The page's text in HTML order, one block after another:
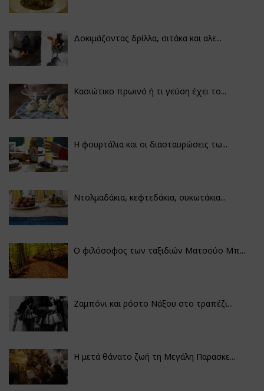
Δοκιμάζοντας δρίλλα, σιτάκα και αλε...
Κασιώτικο πρωινό ή τι γεύση έχει το...
Η φουρτάλια και οι διασταυρώσεις τω...
Ντολμαδάκια, κεφτεδάκια, συκωτάκια...
Ο φιλόσοφος των ταξιδιών Ματσούο Μπ...
Ζαμπόνι και ρόστο Νάξου στο τραπέζι...
Η μετά θάνατο ζωή τη Μεγάλη Παρασκε...